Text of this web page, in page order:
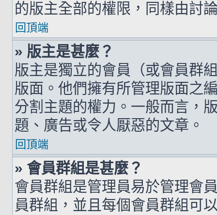
的版主全部的權限，同樣由討
回頂端
» 版主是甚麼？
版主是獨立的會員（或會員群
版面。他們擁有所管理版面之
分割主題的權力。一般而言，
題、廣告或令人厭惡的文章。
回頂端
» 會員群組是甚麼？
會員群組是管理員易於管理會
員群組，並且每個會員群組可